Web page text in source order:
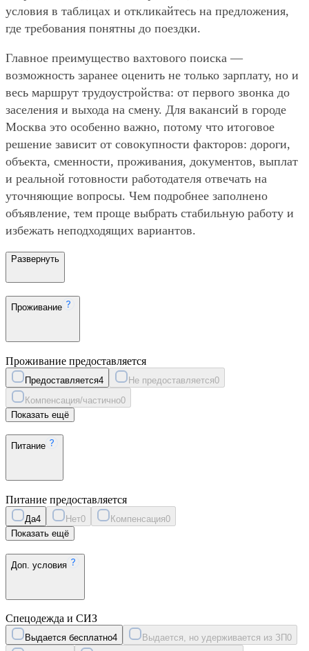
условия в таблицах и откликайтесь на предложения,
где требования понятны до поездки.
Главное преимущество вахтового поиска —
возможность заранее оценить не только зарплату, но и
весь маршрут трудоустройства: от первого звонка до
заселения и выхода на смену. Для вакансий в городе
Москва это особенно важно, потому что итоговое
решение зависит от совокупности факторов: дороги,
объекта, сменности, проживания, документов, выплат
и реальной готовности работодателя отвечать на
уточняющие вопросы. Чем подробнее заполнено
объявление, тем проще выбрать стабильную работу и
избежать неподходящих вариантов.
Развернуть
Проживание
Проживание предоставляется
Предоставляется4 Не предоставляется0
Компенсация/частично0
Показать ещё
Питание
Питание предоставляется
Да4 Нет0 Компенсация0
Показать ещё
Доп. условия
Спецодежда и СИЗ
Выдается бесплатно4 Выдается, но удерживается из ЗП0